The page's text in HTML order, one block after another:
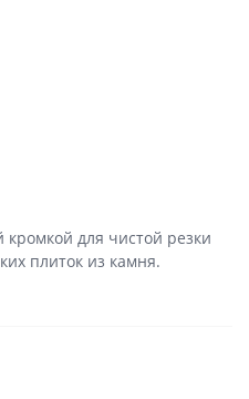
кромкой для чистой резки
плиток из камня.